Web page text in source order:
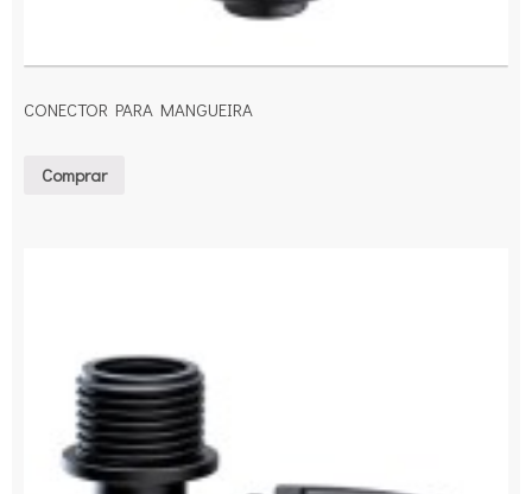
CONECTOR PARA MANGUEIRA
Comprar